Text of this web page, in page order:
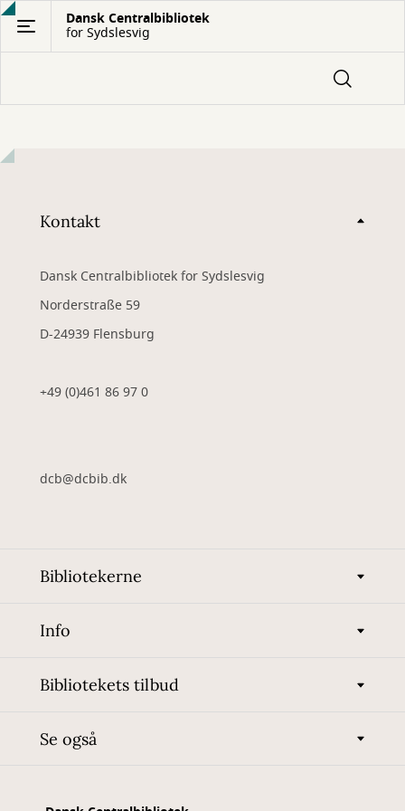
Gå
hovedindhold
Dansk Centralbibliotek
for Sydslesvig
Kontakt
Dansk Centralbibliotek for Sydslesvig
Norderstraße 59
D-24939 Flensburg
+49 (0)461 86 97 0
dcb@dcbib.dk
Bibliotekerne
Info
Bibliotekets tilbud
Se også